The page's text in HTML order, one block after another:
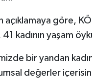
açıklamaya göre,
kadının yaşam
bir yandan
değerler